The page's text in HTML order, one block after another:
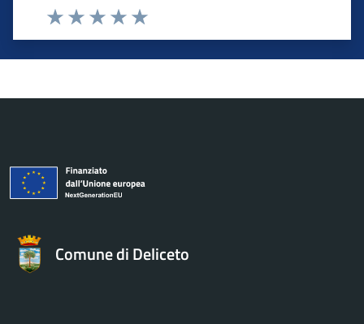
Valuta 5 stelle su 5
Valuta 4 stelle su 5
Valuta 3 stelle su 5
Valuta 2 stelle su 5
Valuta 1 stelle su 5
Comune di Deliceto